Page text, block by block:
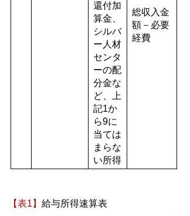
還付加
算金、
シルバ
ー人材
センタ
ーの配
分金な
ど、上
記1か
ら9に
当ては
まらな
い所得
総収入金
額－必要
経費
【表1】 給与所得速算表